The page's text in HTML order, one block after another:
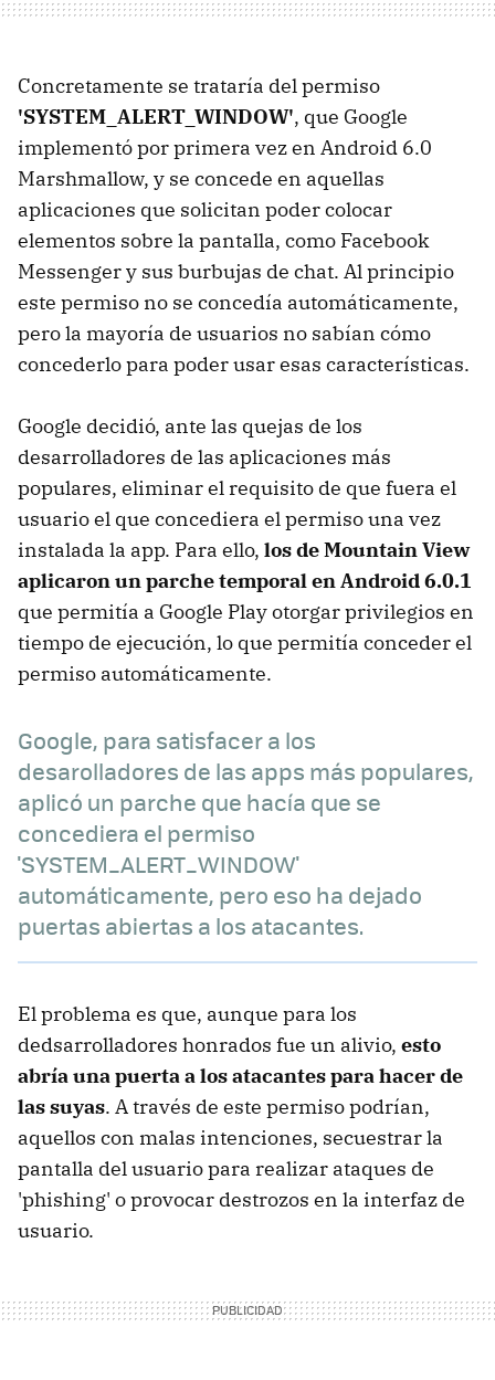
Concretamente se trataría del permiso
'SYSTEM_ALERT_WINDOW', que Google
implementó por primera vez en Android 6.0
Marshmallow, y se concede en aquellas
aplicaciones que solicitan poder colocar
elementos sobre la pantalla, como Facebook
Messenger y sus burbujas de chat. Al principio
este permiso no se concedía automáticamente,
pero la mayoría de usuarios no sabían cómo
concederlo para poder usar esas características.
Google decidió, ante las quejas de los
desarrolladores de las aplicaciones más
populares, eliminar el requisito de que fuera el
usuario el que concediera el permiso una vez
instalada la app. Para ello, los de Mountain View
aplicaron un parche temporal en Android 6.0.1
que permitía a Google Play otorgar privilegios en
tiempo de ejecución, lo que permitía conceder el
permiso automáticamente.
Google, para satisfacer a los
desarolladores de las apps más populares,
aplicó un parche que hacía que se
concediera el permiso
'SYSTEM_ALERT_WINDOW'
automáticamente, pero eso ha dejado
puertas abiertas a los atacantes.
El problema es que, aunque para los
dedsarrolladores honrados fue un alivio, esto
abría una puerta a los atacantes para hacer de
las suyas. A través de este permiso podrían,
aquellos con malas intenciones, secuestrar la
pantalla del usuario para realizar ataques de
'phishing' o provocar destrozos en la interfaz de
usuario.